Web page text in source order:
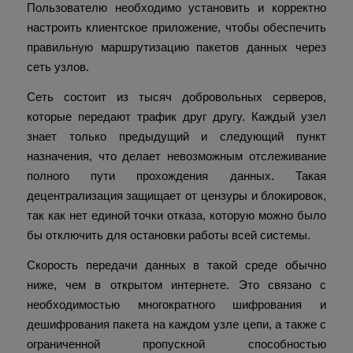
Пользователю необходимо установить и корректно
настроить клиентское приложение, чтобы обеспечить
правильную маршрутизацию пакетов данных через
сеть узлов.
Сеть состоит из тысяч добровольных серверов,
которые передают трафик друг другу. Каждый узел
знает только предыдущий и следующий пункт
назначения, что делает невозможным отслеживание
полного пути прохождения данных. Такая
децентрализация защищает от цензуры и блокировок,
так как нет единой точки отказа, которую можно было
бы отключить для остановки работы всей системы.
Скорость передачи данных в такой среде обычно
ниже, чем в открытом интернете. Это связано с
необходимостью многократного шифрования и
дешифрования пакета на каждом узле цепи, а также с
ограниченной пропускной способностью